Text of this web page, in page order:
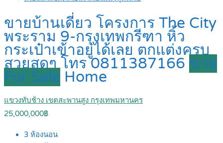
ขายบ้านเดี่ยว โครงการ The City
พระราม 9-กรุงเทพกรีฑา หิ้ว
กระเป๋าเข้าอยู่ได้เลย ตกแต่งครบ
สวยสุดๆ โทร 0811387166 ขาย
For Sale Home
แขวงทับช้าง เขตสะพานสูง กรุงเทพมหานคร
25,000,000฿
3 ห้องนอน